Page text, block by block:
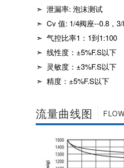
➣ 泄漏率: 泡沫测试
➣ Cv 值: 1/4阀座--0.8，
➣ 气控比率1：1到1:100
➣ 线性度：±5%F.S以下
➣ 灵敏度：±3%F.S以下
➣ 精度：±5%F.S以下
流量曲线图